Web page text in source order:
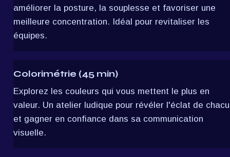
améliorer la posture, la souplesse et favoriser une
meilleure concentration. Idéal pour revitaliser les
équipes.
Colorimétrie (45 min)
Explorez les couleurs qui vous mettent le plus en
valeur. Un atelier ludique pour révéler l'éclat de
et gagner en confiance dans sa communication
visuelle.